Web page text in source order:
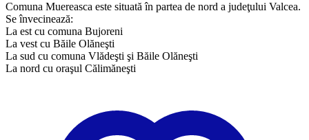
Comuna Muereasca este situată în partea de nord a judeţului Valcea.
Se învecinează:
La est cu comuna Bujoreni
La vest cu Băile Olăneşti
La sud cu comuna Vlădeşti şi Băile Olăneşti
La nord cu oraşul Călimăneşti